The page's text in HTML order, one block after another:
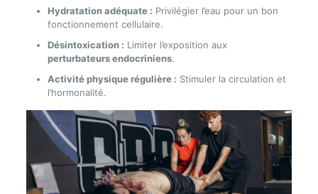
Hydratation adéquate : Privilégier l’eau pour un bon
fonctionnement cellulaire.
Désintoxication : Limiter l’exposition aux
perturbateurs endocriniens.
Activité physique régulière : Stimuler la circulation et
l’hormonalité.